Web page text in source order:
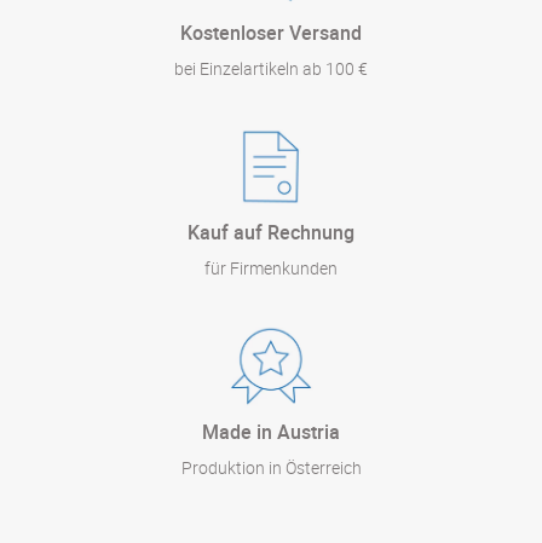
Kostenloser Versand
bei Einzelartikeln ab 100 €
Kauf auf Rechnung
für Firmenkunden
Made in Austria
Produktion in Österreich